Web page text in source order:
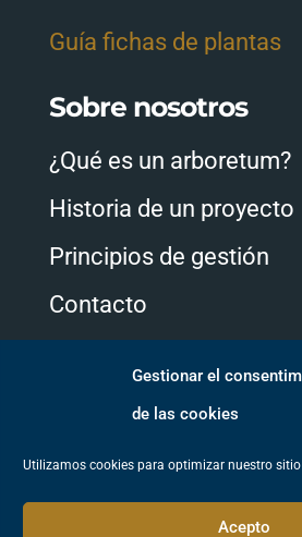
Gestionar el
de las cookies
Utilizamos cookies para optimizar nuestro
Acepto
Guía fichas de plantas
Sobre nosotros
¿Qué es un arboretum?
Historia de un proyecto
Principios de gestión
Contacto
Síguenos